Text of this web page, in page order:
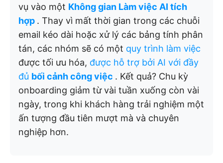
vụ vào một Không gian Làm việc AI tích
hợp . Thay vì mất thời gian trong các chuỗi
email kéo dài hoặc xử lý các bảng tính phân
tán, các nhóm sẽ có một quy trình làm việc
được tối ưu hóa, được hỗ trợ bởi AI với đầy
đủ bối cảnh công việc . Kết quả? Chu kỳ
onboarding giảm từ vài tuần xuống còn vài
ngày, trong khi khách hàng trải nghiệm một
ấn tượng đầu tiên mượt mà và chuyên
nghiệp hơn.